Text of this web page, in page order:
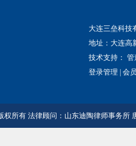
大连三垒科技
地址：大连高
技术支持： 管
登录管理
会
权所有 法律顾问：山东迪陶律师事务所